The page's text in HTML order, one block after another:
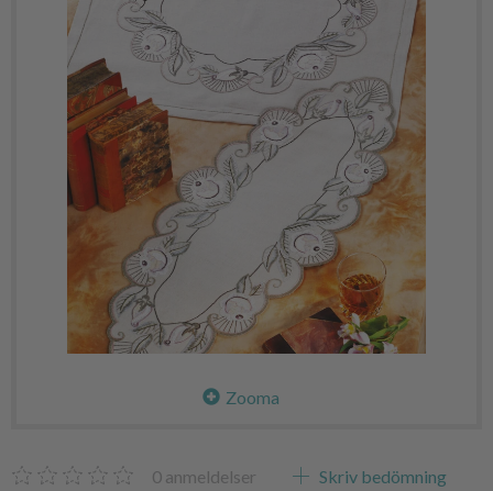
Zooma
0 anmeldelser Skriv bedömning